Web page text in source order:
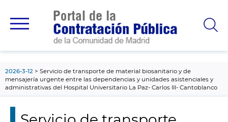
principal
2026-3-12
Servicio de transporte de material biosanitario y de
mensajería urgente entre las dependencias y unidades asistenciales y
administrativas del Hospital Universitario La Paz- Carlos III- Cantoblanco